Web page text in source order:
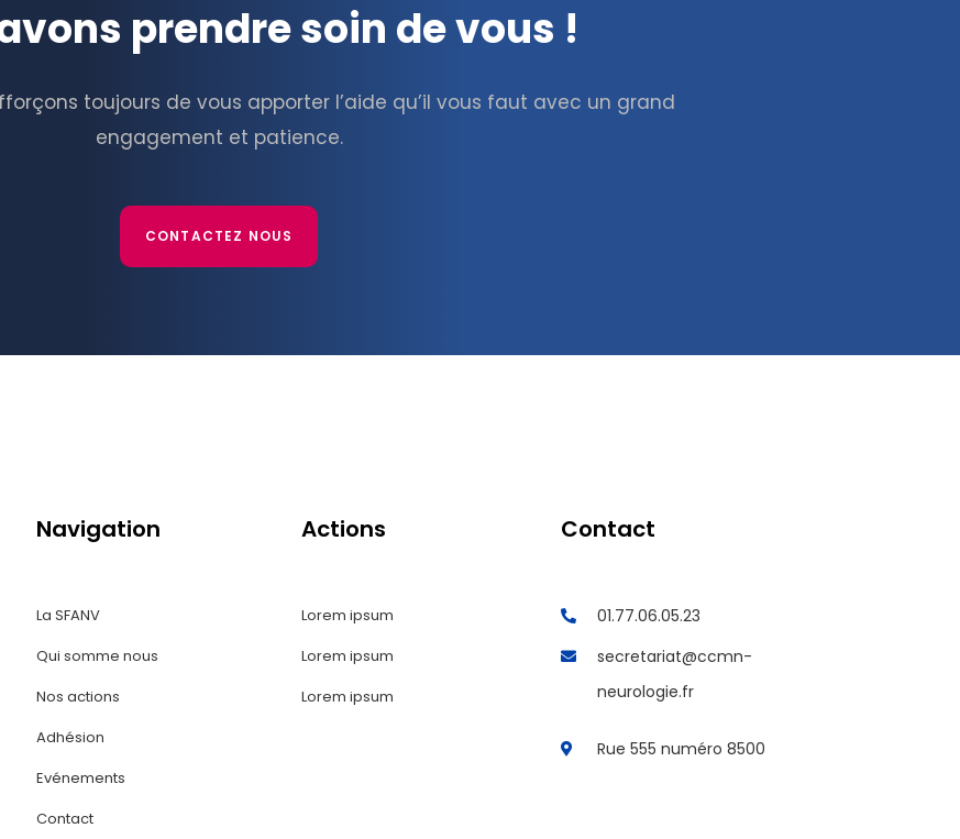
prendre soin de vous !
toujours de vous apporter l’aide qu’il vous faut avec un grand
engagement et patience.
CONTACTEZ NOUS
Navigation
La SFANV
Qui somme nous
Nos actions
Adhésion
Evénements
Contact
Actions
Lorem ipsum
Lorem ipsum
Lorem ipsum
Contact
01.77.06.05.23
secretariat@ccmn-
neurologie.fr
Rue 555 numéro 8500